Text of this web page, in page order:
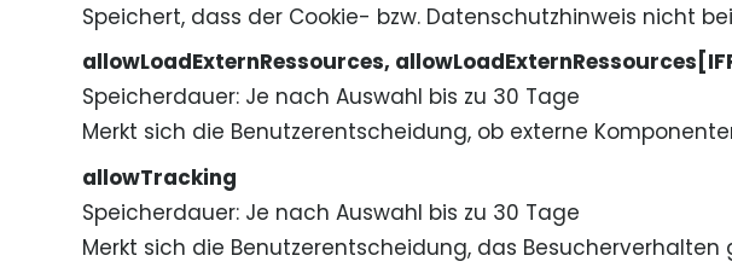
Speichert, dass der Cookie- bzw. Datenschutzhinweis nicht
allowLoadExternRessources,
Speicherdauer Je nach Auswahl bis zu 30 Tage
Merkt sich die Benutzerentscheidung, ob externe
allowTracking
Speicherdauer Je nach Auswahl bis zu 30 Tage
Merkt sich die Benutzerentscheidung, das